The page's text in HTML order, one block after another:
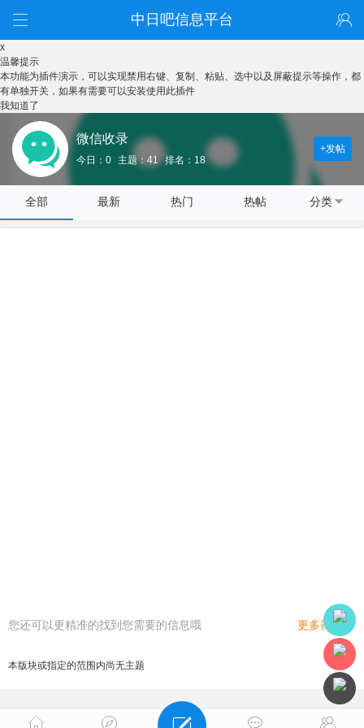
中日吧信息平台
x
温馨提示
本功能为插件演示，可以实现禁用右键、复制、粘贴、选中以及屏蔽提示等操作，都
有单独开关，如果有需要可以安装使用此插件
我知道了
微信收录
今日：0 主题：41 排名：18
+发帖
全部 最新 热门 热帖 分类
您还可以更精准的找到您需要的信息哦 更多筛选
本版块或指定的范围内尚无主题